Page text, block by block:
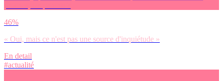
46%
« Oui, mais ce n'est pas une source d'inquiétude »
En detail
#actualité